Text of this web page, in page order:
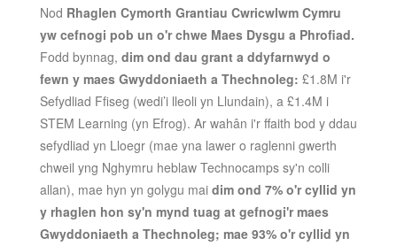
Nod Rhaglen Cymorth Grantiau Cwricwlwm Cymru
yw cefnogi pob un o'r chwe Maes Dysgu a Phrofiad.
Fodd bynnag, dim ond dau grant a ddyfarnwyd o
fewn y maes Gwyddoniaeth a Thechnoleg: £1.8M i'r
Sefydliad Ffiseg (wedi’i lleoli yn Llundain), a £1.4M i
STEM Learning (yn Efrog). Ar wahân i'r ffaith bod y ddau
sefydliad yn Lloegr (mae yna lawer o raglenni gwerth
chweil yng Nghymru heblaw Technocamps sy'n colli
allan), mae hyn yn golygu mai dim ond 7% o'r cyllid yn
y rhaglen hon sy'n mynd tuag at gefnogi'r maes
Gwyddoniaeth a Thechnoleg; mae 93% o'r cyllid yn